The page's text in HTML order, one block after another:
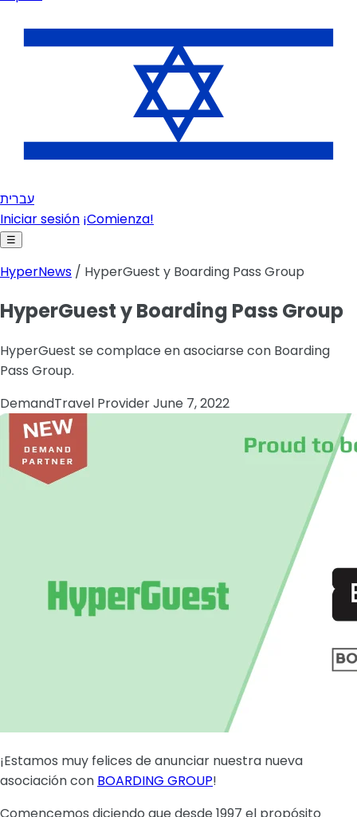
עברית
Iniciar sesión ¡Comienza!
☰
HyperNews / HyperGuest y Boarding Pass Group
HyperGuest y Boarding Pass Group
HyperGuest se complace en asociarse con Boarding
Pass Group.
DemandTravel ProviderJune 7, 2022
¡Estamos muy felices de anunciar nuestra nueva
asociación con BOARDING GROUP!